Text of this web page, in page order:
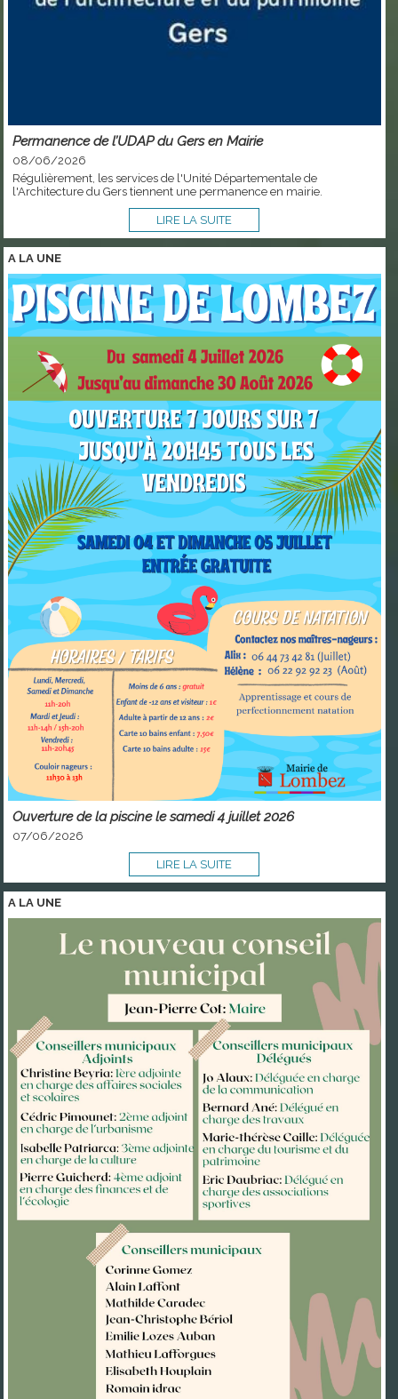
Permanence de l’UDAP du Gers en Mairie
08/06/2026
Régulièrement, les services de l'Unité Départementale de
l'Architecture du Gers tiennent une permanence en mairie.
LIRE LA SUITE
A LA UNE
Ouverture de la piscine le samedi 4 juillet 2026
07/06/2026
LIRE LA SUITE
A LA UNE